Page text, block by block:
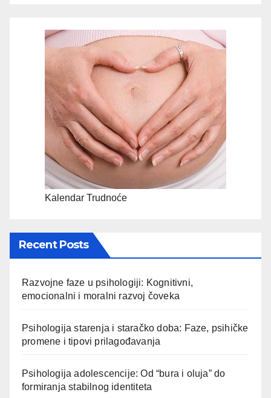
Kalendar Trudnoće
Recent Posts
Razvojne faze u psihologiji: Kognitivni,
emocionalni i moralni razvoj čoveka
Psihologija starenja i staračko doba: Faze, psihičke
promene i tipovi prilagođavanja
Psihologija adolescencije: Od “bura i oluja” do
formiranja stabilnog identiteta